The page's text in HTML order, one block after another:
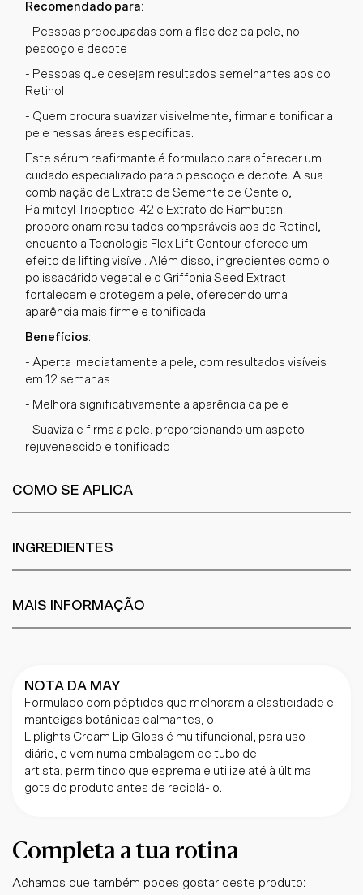
Recomendado para:
- Pessoas preocupadas com a flacidez da pele, no
pescoço e decote
- Pessoas que desejam resultados semelhantes aos do
Retinol
- Quem procura suavizar visivelmente, firmar e tonificar a
pele nessas áreas específicas.
Este sérum reafirmante é formulado para oferecer um
cuidado especializado para o pescoço e decote. A sua
combinação de Extrato de Semente de Centeio,
Palmitoyl Tripeptide-42 e Extrato de Rambutan
proporcionam resultados comparáveis aos do Retinol,
enquanto a Tecnologia Flex Lift Contour oferece um
efeito de lifting visível. Além disso, ingredientes como o
polissacárido vegetal e o Griffonia Seed Extract
fortalecem e protegem a pele, oferecendo uma
aparência mais firme e tonificada.
Benefícios:
- Aperta imediatamente a pele, com resultados visíveis
em 12 semanas
- Melhora significativamente a aparência da pele
- Suaviza e firma a pele, proporcionando um aspeto
rejuvenescido e tonificado
COMO SE APLICA
INGREDIENTES
MAIS INFORMAÇÃO
NOTA DA MAY
Formulado com péptidos que melhoram a elasticidade e
manteigas botânicas calmantes, o
Liplights Cream Lip Gloss é multifuncional, para uso
diário, e vem numa embalagem de tubo de
artista, permitindo que esprema e utilize até à última
gota do produto antes de reciclá-lo.
Completa a tua rotina
Achamos que também podes gostar deste produto: